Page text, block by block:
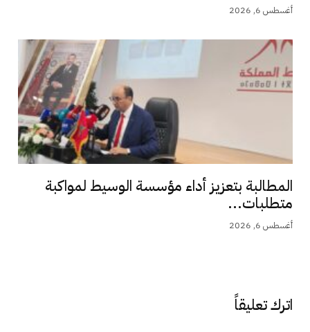
أغسطس 6, 2026
المطالبة بتعزيز أداء مؤسسة الوسيط لمواكبة
متطلبات...
أغسطس 6, 2026
اترك تعليقاً